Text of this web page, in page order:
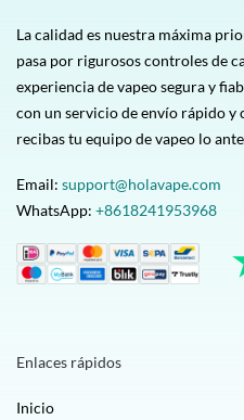
La calidad es nuestra máxima
pasa por rigurosos controles de
experiencia de vapeo segura y
con un servicio de envío rápido y
recibas tu equipo de vapeo lo
Email: support@holavape.com
WhatsApp: +8618241953968
Enlaces rápidos
Inicio